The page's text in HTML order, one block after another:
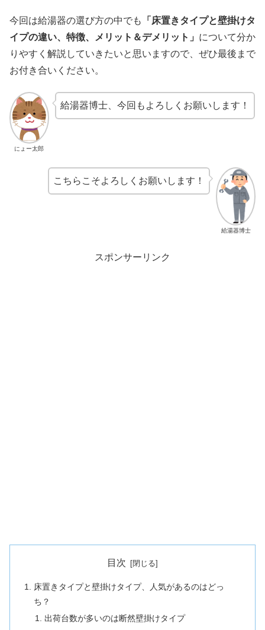
今回は給湯器の選び方の中でも
「床置きタイプと壁掛けタ
イプの違い、特徴、メリット＆デメリット」 について分か
りやすく解説していきたいと思いますので、ぜひ最後まで
お付き合いください。
にょー太郎
給湯器博士、今回もよろしくお願いします！
給湯器博士
こちらこそよろしくお願いします！
スポンサーリンク
目次
床置きタイプと壁掛けタイプ、人気があるのはどっ
ち？
出荷台数が多いのは断然壁掛けタイプ